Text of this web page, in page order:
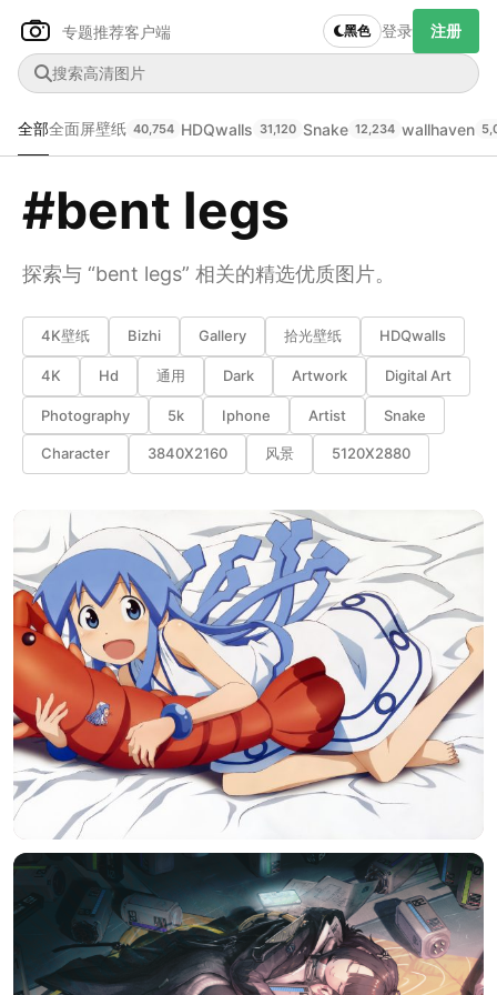
专题推荐客户端 黑色 登录 注册
全部全面屏壁纸 40,754 HDQwalls 31,120 Snake 12,234 wallhaven
#bent legs
探索与 “bent legs” 相关的精选优质图片。
4K壁纸 Bizhi Gallery 拾光壁纸 HDQwalls
4K Hd 通用 Dark Artwork Digital Art
Photography 5k Iphone Artist Snake
Character 3840X2160 风景 5120X2880
Author Name
@author
下载原图
查看
--
下载
--
分类
--
主色调
--
发布
未知设备
在主题许可下可免费使用
分享 信息
实时弹幕
发送弹幕
弹幕会在下方多行滚动展示；匿名发送有数量和频率限制。
加载弹幕...
正在生成支付二维码...
99.00